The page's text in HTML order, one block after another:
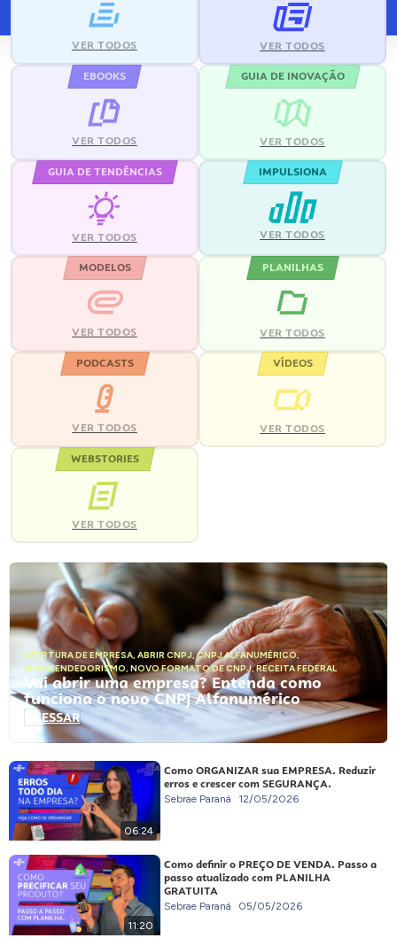
VER TODOS VER TODOS
EBOOKS
VER TODOS
GUIA DE INOVAÇÃO
VER TODOS
GUIA DE TENDÊNCIAS
VER TODOS
IMPULSIONA
VER TODOS
MODELOS
VER TODOS
PLANILHAS
VER TODOS
PODCASTS
VER TODOS
VÍDEOS
VER TODOS
WEBSTORIES
VER TODOS
ABERTURA DE EMPRESA, ABRIR CNPJ,CNPJ ALFANUMÉRICO,
EMPREENDEDORISMO, NOVO FORMATO DE CNPJ,RECEITA FEDERAL
Vai abrir uma empresa? Entenda como
funciona o novo CNPJ Alfanumérico
ACESSAR
06:24
Como ORGANIZAR sua EMPRESA. Reduzir
erros e crescer com SEGURANÇA.
Sebrae Paraná 12/05/2026
11:20
Como definir o PREÇO DE VENDA. Passo a
passo atualizado com PLANILHA
GRATUITA
Sebrae Paraná 05/05/2026